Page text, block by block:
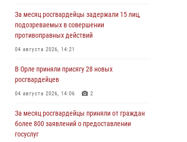
За месяц росгвардейцы задержали 15 лиц,
подозреваемых в совершении
противоправных действий
04 августа 2026, 14:21
В Орле приняли присягу 28 новых
росгвардейцев
04 августа 2026, 14:06 2
За месяц росгвардейцы приняли от граждан
более 800 заявлений о предоставлении
госуслуг